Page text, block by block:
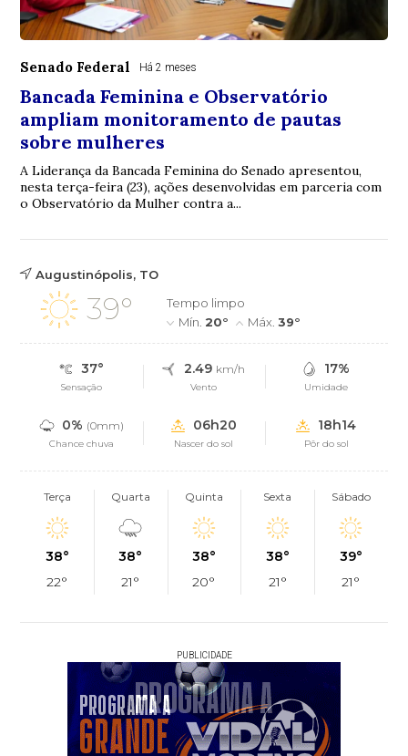
Senado Federal Há 2 meses
Bancada Feminina e Observatório
ampliam monitoramento de pautas
sobre mulheres
A Liderança da Bancada Feminina do Senado apresentou,
nesta terça-feira (23), ações desenvolvidas em parceria com
o Observatório da Mulher contra a...
Augustinópolis, TO
39°
Tempo limpo
Mín.20° Máx.39°
37°
Sensação
2.49 km/h
Vento
17%
Umidade
0% (0mm)
Chance chuva
06h20
Nascer do sol
18h14
Pôr do sol
Terça
38°
22°
Quarta
38°
21°
Quinta
38°
20°
Sexta
38°
21°
Sábado
39°
21°
PUBLICIDADE